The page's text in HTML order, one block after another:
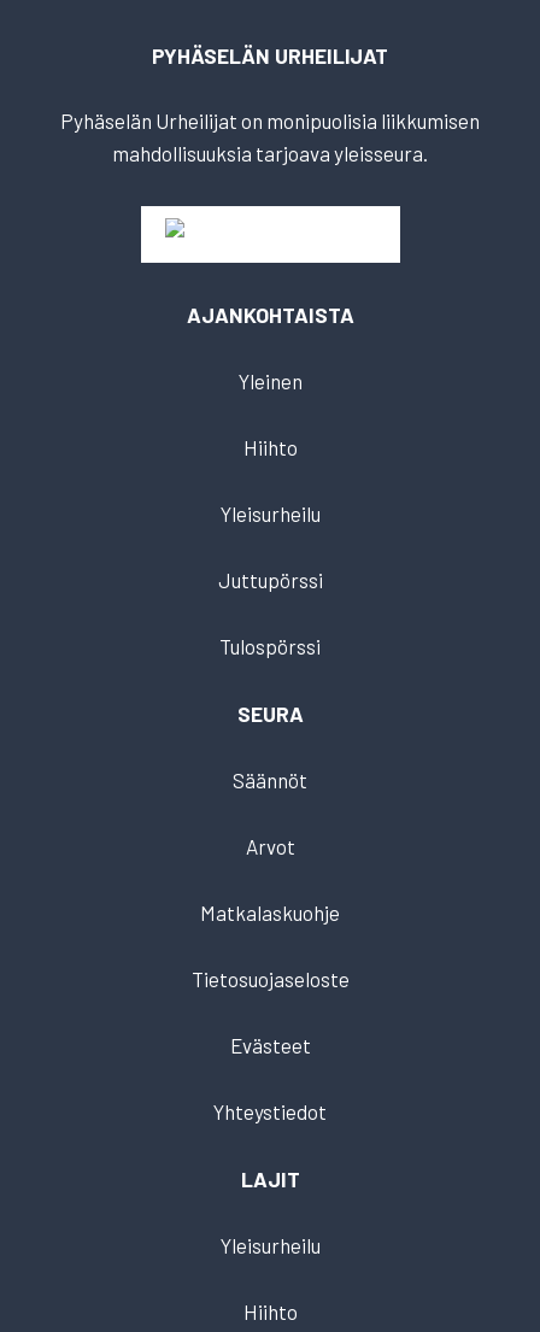
PYHÄSELÄN URHEILIJAT
Pyhäselän Urheilijat on monipuolisia liikkumisen
mahdollisuuksia tarjoava yleisseura.
AJANKOHTAISTA
Yleinen
Hiihto
Yleisurheilu
Juttupörssi
Tulospörssi
SEURA
Säännöt
Arvot
Matkalaskuohje
Tietosuojaseloste
Evästeet
Yhteystiedot
LAJIT
Yleisurheilu
Hiihto